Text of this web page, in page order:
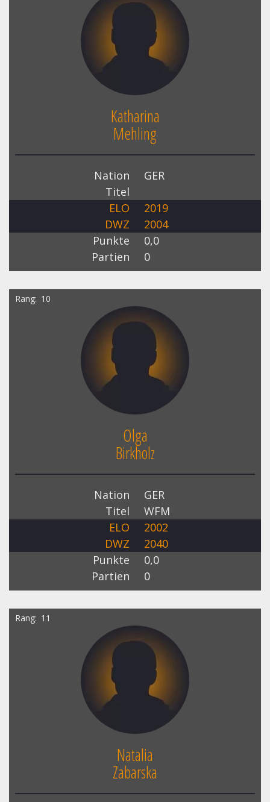
Katharina
Mehling
Nation
GER
Titel
ELO
2019
DWZ
2004
Punkte
0,0
Partien
0
Rang 10
Olga
Birkholz
Nation
GER
Titel
WFM
ELO
2002
DWZ
2040
Punkte
0,0
Partien
0
Rang 11
Natalia
Zabarska